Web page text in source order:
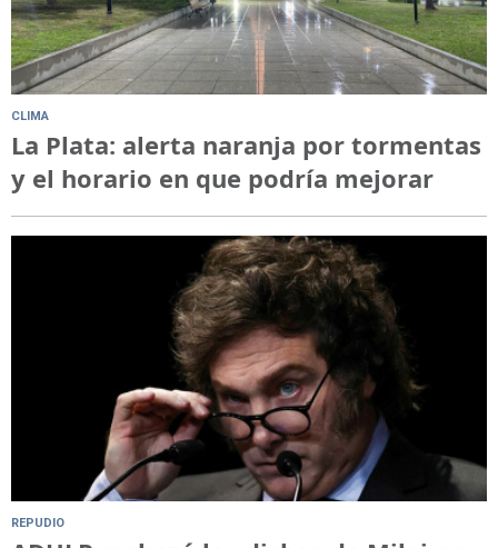
CLIMA
La Plata: alerta naranja por tormentas
y el horario en que podría mejorar
REPUDIO